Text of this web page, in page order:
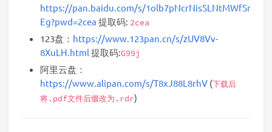
https://pan.baidu.com/s/1olb7pNcrNisSLNtMWfSr
Eg?pwd=2cea 提取码: 2cea
123盘： https://www.123pan.cn/s/zUV8Vv-
8XuLH.html 提取码:G99j
阿里云盘：
https://www.alipan.com/s/T8xJ88L8rhV(下载后
将.pdf文件后缀改为.rdr)